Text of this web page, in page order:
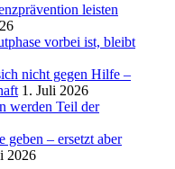
leisten
vorbei ist, bleibt
nicht gegen Hilfe –
1. Juli 2026
werden Teil der
– ersetzt aber
2026